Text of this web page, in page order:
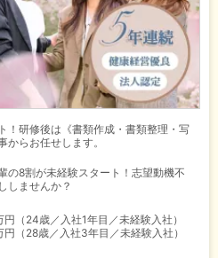
！研修後は《書類作成・書類整理・写
からお任せします。
の8割が未経験スタート！志望動機不
しませんか？
（24歳／入社1年目／未経験入社）
（28歳／入社3年目／未経験入社）